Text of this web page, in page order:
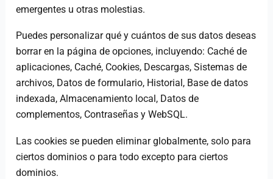
emergentes u otras molestias.
Puedes personalizar qué y cuántos de sus datos deseas
borrar en la página de opciones, incluyendo: Caché de
aplicaciones, Caché, Cookies, Descargas, Sistemas de
archivos, Datos de formulario, Historial, Base de datos
indexada, Almacenamiento local, Datos de
complementos, Contraseñas y WebSQL.
Las cookies se pueden eliminar globalmente, solo para
ciertos dominios o para todo excepto para ciertos
dominios.